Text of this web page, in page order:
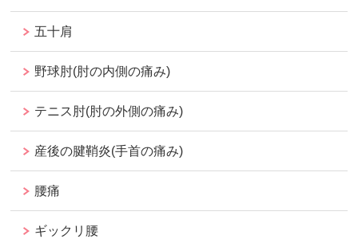
五十肩
野球肘(肘の内側の痛み)
テニス肘(肘の外側の痛み)
産後の腱鞘炎(手首の痛み)
腰痛
ギックリ腰